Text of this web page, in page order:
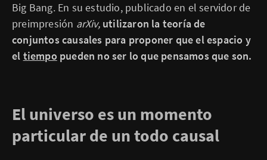
Big Bang. En su estudio, publicado en el servidor de
preimpresión arXiv, utilizaron la teoría de
conjuntos causales para proponer que el espacio y
el tiempo pueden no ser lo que pensamos que son.
El universo es un momento
particular de un todo causal